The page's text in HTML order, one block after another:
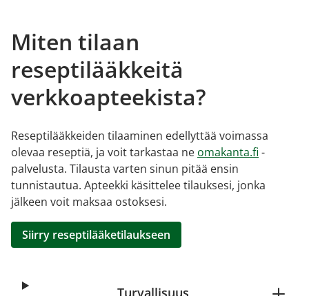
Miten tilaan
reseptilääkkeitä
verkkoapteekista?
Reseptilääkkeiden tilaaminen edellyttää voimassa
olevaa reseptiä, ja voit tarkastaa ne omakanta.fi -
palvelusta. Tilausta varten sinun pitää ensin
tunnistautua. Apteekki käsittelee tilauksesi, jonka
jälkeen voit maksaa ostoksesi.
Siirry reseptilääketilaukseen
Turvallisuus